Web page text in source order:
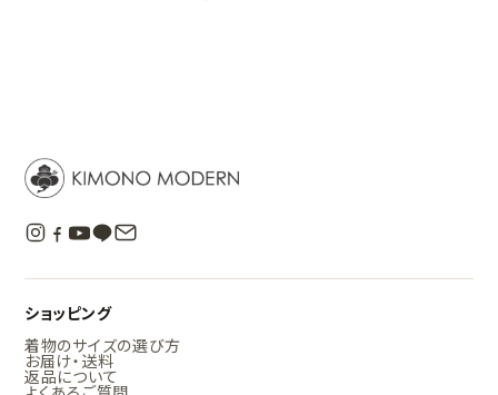
ショッピング
着物のサイズの選び方
お届け・送料
返品について